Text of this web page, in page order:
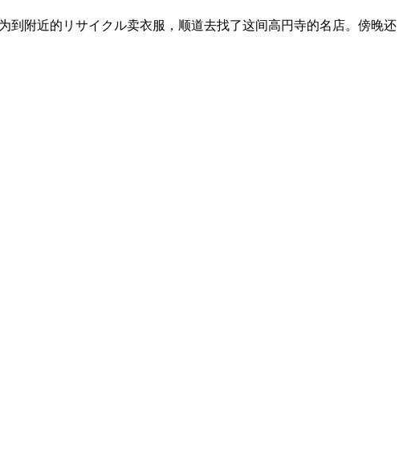
到附近的リサイクル卖衣服，顺道去找了这间高円寺的名店。傍晚还